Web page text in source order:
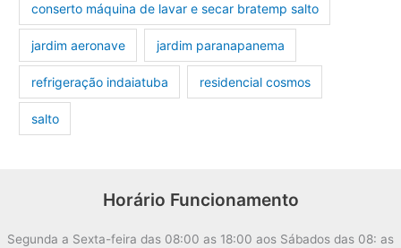
conserto máquina de lavar e secar bratemp salto
jardim aeronave jardim paranapanema
refrigeração indaiatuba residencial cosmos
salto
Horário Funcionamento
Segunda a Sexta-feira das 08:00 as 18:00 aos Sábados das 08: as